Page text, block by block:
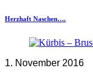
Herzhaft Naschen….
1. November 2016